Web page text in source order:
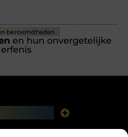
beroemdheden
en hun onvergetelijke
erfenis